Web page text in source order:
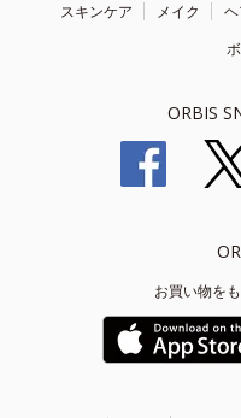
スキンケア メイク
ORBIS
お買い物を